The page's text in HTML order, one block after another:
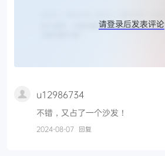
请登录后发表评论
u12986734
不错，又占了一个沙发！
2024-08-07 回复